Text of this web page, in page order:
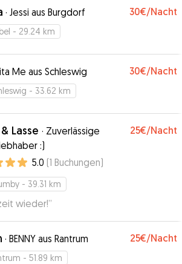
· Jessi aus Burgdorf 30€/Nacht
- 29.24 km
Me aus Schleswig 30€/Nacht
- 33.62 km
Lasse · Zuverlässige
:)
25€/Nacht
5.0 (1 Buchungen)
- 39.31 km
wieder!”
· BENNY aus Rantrum 25€/Nacht
- 51.89 km